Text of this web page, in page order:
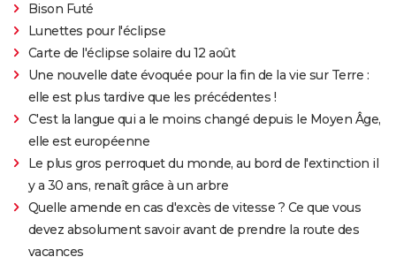
Bison Futé
Lunettes pour l'éclipse
Carte de l'éclipse solaire du 12 août
Une nouvelle date évoquée pour la fin de la vie sur Terre :
elle est plus tardive que les précédentes !
C'est la langue qui a le moins changé depuis le Moyen Âge,
elle est européenne
Le plus gros perroquet du monde, au bord de l'extinction il
y a 30 ans, renaît grâce à un arbre
Quelle amende en cas d'excès de vitesse ? Ce que vous
devez absolument savoir avant de prendre la route des
vacances